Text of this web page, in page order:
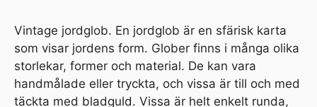
Vintage jordglob. En jordglob är en sfärisk karta
som visar jordens form. Glober finns i många olika
storlekar, former och material. De kan vara
handmålade eller tryckta, och vissa är till och med
täckta med bladguld. Vissa är helt enkelt runda,